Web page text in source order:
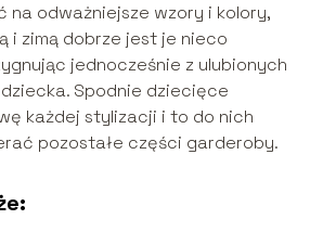
na odważniejsze wzory i kolory,
i zimą dobrze jest je nieco
jednocześnie z ulubionych
Spodnie dziecięce
każdej stylizacji i to do nich
pozostałe części garderoby.